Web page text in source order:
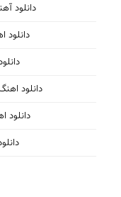
دانلود
دانلود
دانلود
دانلود